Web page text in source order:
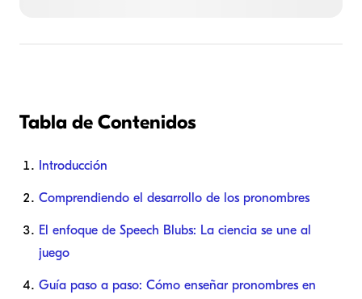
Tabla de Contenidos
Introducción
Comprendiendo el desarrollo de los pronombres
El enfoque de Speech Blubs: La ciencia se une al
juego
Guía paso a paso: Cómo enseñar pronombres en